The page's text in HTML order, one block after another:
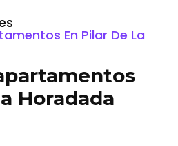
En Pilar De La
Horadada